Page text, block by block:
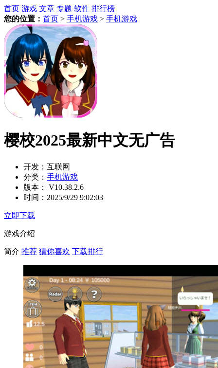
首页 游戏 文章 专题 软件 排行榜
您的位置： 首页 > 手机游戏 > 手机游戏
樱校2025最新中文无广告
开发： 互联网
分类： 手机游戏
版本：
V10.38.2.6
时间： 2025/9/29 9:02:03
立即下载
游戏介绍
简介 推荐 猜你喜欢 下载排行